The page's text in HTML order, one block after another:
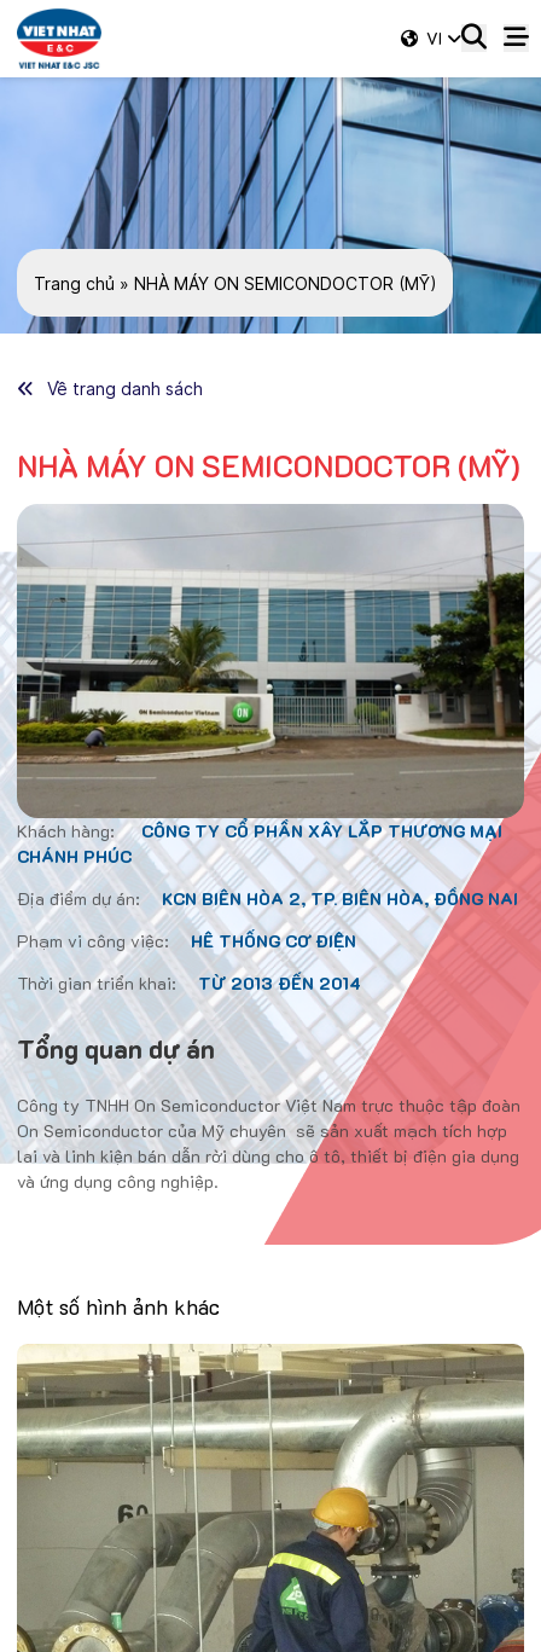
VI
Trang chủ » NHÀ MÁY ON SEMICONDOCTOR (MỸ)
Về trang danh sách
NHÀ MÁY ON SEMICONDOCTOR (MỸ)
Khách hàng:
CÔNG TY CỔ PHẦN XÂY LẮP THƯƠNG MẠI
CHÁNH PHÚC
Địa điểm dự án:
KCN BIÊN HÒA 2, TP. BIÊN HÒA, ĐỒNG NAI
Phạm vi công việc:
HÊ THỐNG CƠ ĐIỆN
Thời gian triển khai:
TỪ 2013 ĐẾN 2014
Tổng quan dự án
Công ty TNHH On Semiconductor Việt Nam trực thuộc tập đoàn
On Semiconductor của Mỹ chuyên sẽ sản xuất mạch tích hợp
lai và linh kiện bán dẫn rời dùng cho ô tô, thiết bị điện gia dụng
và ứng dụng công nghiệp.
Một số hình ảnh khác